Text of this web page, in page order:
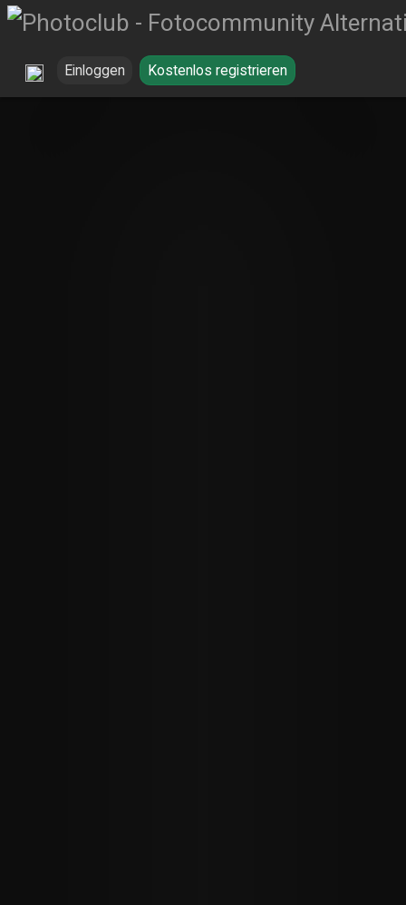
Einloggen Kostenlos registrieren